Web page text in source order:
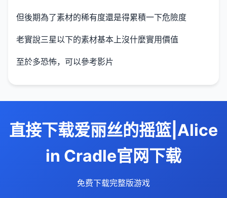
但後期為了素材的稀有度還是得累積一下危險度
老實說三星以下的素材基本上沒什麼實用價值
至於多恐怖，可以參考影片
直接下载爱丽丝的摇篮|Alice
in Cradle官网下载
免费下载完整版游戏